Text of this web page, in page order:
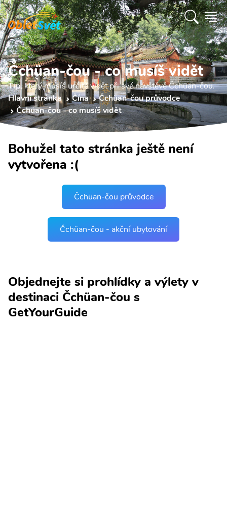
Čchüan-čou - co musíš vidět
Tip, který musíš určitě vidět při své návštěvě Čchüan-čou.
Hlavní stránka
Čína
Čchüan-čou průvodce
Čchüan-čou - co musíš vidět
Bohužel tato stránka ještě není
vytvořena :(
Čchüan-čou průvodce
Čchüan-čou - akční ubytování
Objednejte si prohlídky a výlety v
destinaci Čchüan-čou s
GetYourGuide